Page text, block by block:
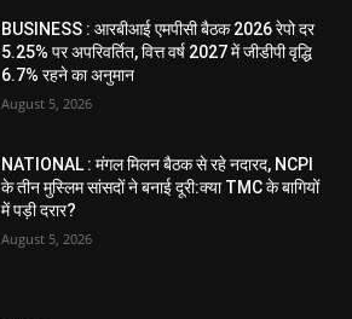
BUSINESS : आरबीआई एमपीसी बैठक 2026 रेपो दर
5.25% पर अपरिवर्तित, वित्त वर्ष 2027 में जीडीपी वृद्धि
6.7% रहने का अनुमान
August 5, 2026
NATIONAL : मंगल मिलन बैठक से रहे नदारद, NCPI
के तीन मुस्लिम सांसदों ने बनाई दूरी:क्या TMC के बागियों
में पड़ी दरार?
August 5, 2026